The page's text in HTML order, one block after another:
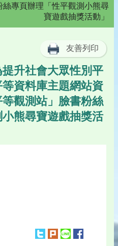
絲專頁辦理「性平觀測小熊尋
寶遊戲抽獎活動」
友善列印
升社會大眾性別平
資料庫主題網站資
觀測站」臉書粉絲
熊尋寶遊戲抽獎活